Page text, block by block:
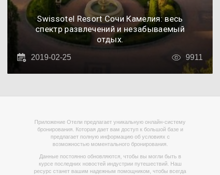
Swissоtel Resort Сочи Камелия: весь
спектр развлечений и незабываемый
отдых.
2019-02-25 9911
Приложение Отели предлагает уникальную онлайн-систему
бронирования. Которая дает вам доступ к большой базе и
предлагает полную информацию об условиях с
возможностью моментального бронирования.
Данные постоянно обновляются, чтобы вы могли быть в
курсе последних новостей индустрии путешествий. Наш
ресурс станет вашим надежным помощником, чтобы всегда